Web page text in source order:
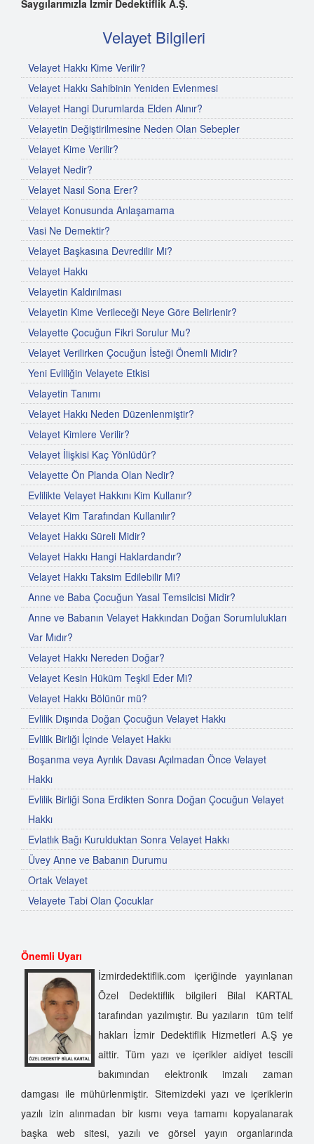
Saygılarımızla İzmir Dedektiflik A.Ş.
Velayet Bilgileri
Velayet Hakkı Kime Verilir?
Velayet Hakkı Sahibinin Yeniden Evlenmesi
Velayet Hangi Durumlarda Elden Alınır?
Velayetin Değiştirilmesine Neden Olan Sebepler
Velayet Kime Verilir?
Velayet Nedir?
Velayet Nasıl Sona Erer?
Velayet Konusunda Anlaşamama
Vasi Ne Demektir?
Velayet Başkasına Devredilir Mi?
Velayet Hakkı
Velayetin Kaldırılması
Velayetin Kime Verileceği Neye Göre Belirlenir?
Velayette Çocuğun Fikri Sorulur Mu?
Velayet Verilirken Çocuğun İsteği Önemli Midir?
Yeni Evliliğin Velayete Etkisi
Velayetin Tanımı
Velayet Hakkı Neden Düzenlenmiştir?
Velayet Kimlere Verilir?
Velayet İlişkisi Kaç Yönlüdür?
Velayette Ön Planda Olan Nedir?
Evlilikte Velayet Hakkını Kim Kullanır?
Velayet Kim Tarafından Kullanılır?
Velayet Hakkı Süreli Midir?
Velayet Hakkı Hangi Haklardandır?
Velayet Hakkı Taksim Edilebilir Mi?
Anne ve Baba Çocuğun Yasal Temsilcisi Midir?
Anne ve Babanın Velayet Hakkından Doğan Sorumlulukları
Var Mıdır?
Velayet Hakkı Nereden Doğar?
Velayet Kesin Hüküm Teşkil Eder Mi?
Velayet Hakkı Bölünür mü?
Evlilik Dışında Doğan Çocuğun Velayet Hakkı
Evlilik Birliği İçinde Velayet Hakkı
Boşanma veya Ayrılık Davası Açılmadan Önce Velayet
Hakkı
Evlilik Birliği Sona Erdikten Sonra Doğan Çocuğun Velayet
Hakkı
Evlatlık Bağı Kurulduktan Sonra Velayet Hakkı
Üvey Anne ve Babanın Durumu
Ortak Velayet
Velayete Tabi Olan Çocuklar
Önemli Uyarı
İzmirdedektiflik.com içeriğinde yayınlanan
Özel Dedektiflik bilgileri Bilal KARTAL
tarafından yazılmıştır. Bu yazıların tüm telif
hakları İzmir Dedektiflik Hizmetleri A.Ş ye
aittir. Tüm yazı ve içerikler aidiyet tescili
bakımından elektronik imzalı zaman
damgası ile mühürlenmiştir. Sitemizdeki yazı ve içeriklerin
yazılı izin alınmadan bir kısmı veya tamamı kopyalanarak
başka web sitesi, yazılı ve görsel yayın organlarında